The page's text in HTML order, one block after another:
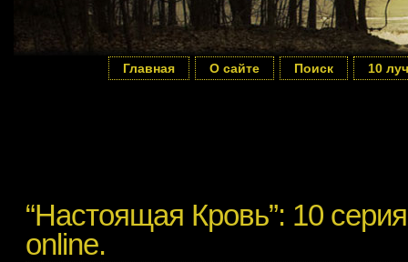
Главная О сайте Поиск 10
“Настоящая Кровь”: 10
online.